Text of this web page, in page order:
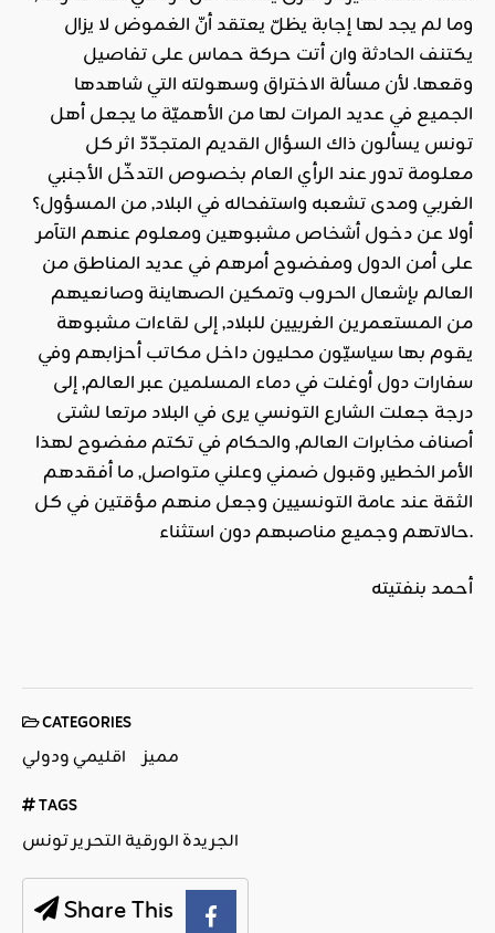
وما لم يجد لها إجابة يظلّ يعتقد أنّ الغموض لا يزال
يكتنف الحادثة وان أتت حركة حماس على تفاصيل
وقعها. لأن مسألة الاختراق وسهولته التي شاهدها
الجميع في عديد المرات لها من الأهميّة ما يجعل أهل
تونس يسألون ذاك السؤال القديم المتجدّدّ اثر كل
معلومة تدور عند الرأي العام بخصوص التدخّل الأجنبي
الغربي ومدى تشعبه واستفحاله في البلاد, من المسؤول؟
أولا عن دخول أشخاص مشبوهين ومعلوم عنهم التآمر
على أمن الدول ومفضوح أمرهم في عديد المناطق من
العالم بإشعال الحروب وتمكين الصهاينة وصانعيهم
من المستعمرين الغربيين للبلاد, إلى لقاءات مشبوهة
يقوم بها سياسيّون محليون داخل مكاتب أحزابهم وفي
سفارات دول أوغلت في دماء المسلمين عبر العالم, إلى
درجة جعلت الشارع التونسي يرى في البلاد مرتعا لشتى
أصناف مخابرات العالم, والحكام في تكتم مفضوح لهذا
الأمر الخطير, وقبول ضمني وعلني متواصل, ما أفقدهم
الثقة عند عامة التونسيين وجعل منهم مؤقتين في كل
حالاتهم وجميع مناصبهم دون استثناء.
أحمد بنفتيته
CATEGORIES
اقليمي ودولي مميز
TAGS
الجريدة الورقية التحرير تونس
Share This